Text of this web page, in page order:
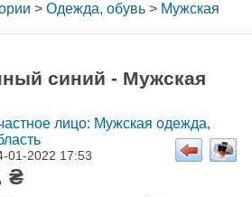
> Одежда, обувь > Мужская
синий - Мужская
лицо: Мужская одежда,
01-2022 17:53
₴